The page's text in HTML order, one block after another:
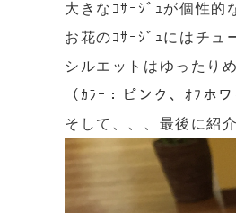
大きなｺｻｰｼﾞｭが個性
お花のｺｻｰｼﾞｭにはチ
シルエットはゆったり
（ｶﾗｰ：ピンク、ｵﾌ
そして、、、最後に紹